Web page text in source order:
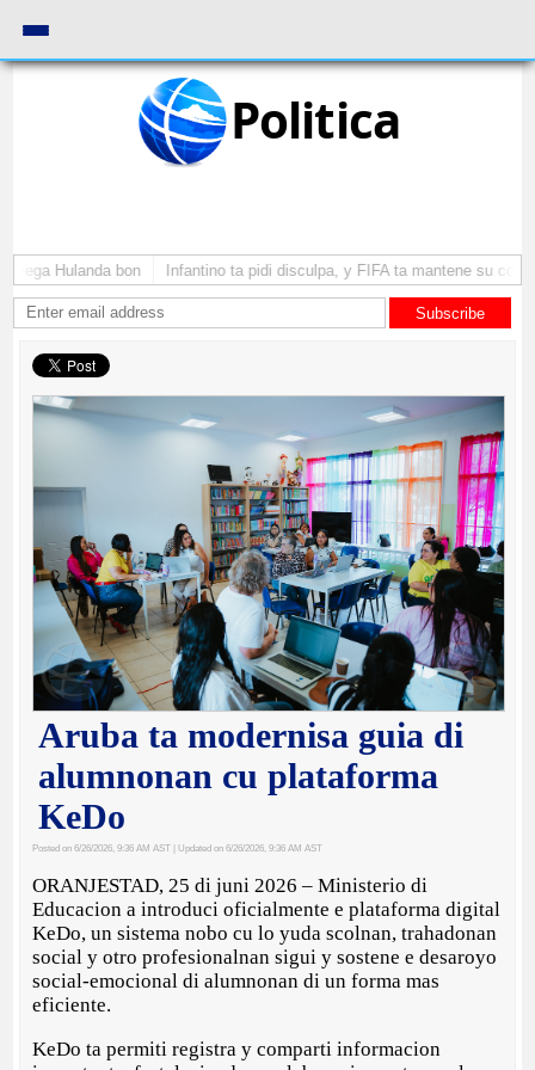
Politica
Hulanda bon Infantino ta pidi disculpa, y FIFA ta mantene su como
Subscribe
Aruba ta modernisa guia di
alumnonan cu plataforma
KeDo
Posted on 6/26/2026, 9:36 AM AST | Updated on 6/26/2026, 9:36 AM AST
ORANJESTAD, 25 di juni 2026 – Ministerio di
Educacion a introduci oficialmente e plataforma digital
KeDo, un sistema nobo cu lo yuda scolnan, trahadonan
social y otro profesionalnan sigui y sostene e desaroyo
social-emocional di alumnonan di un forma mas
eficiente.
KeDo ta permiti registra y comparti informacion